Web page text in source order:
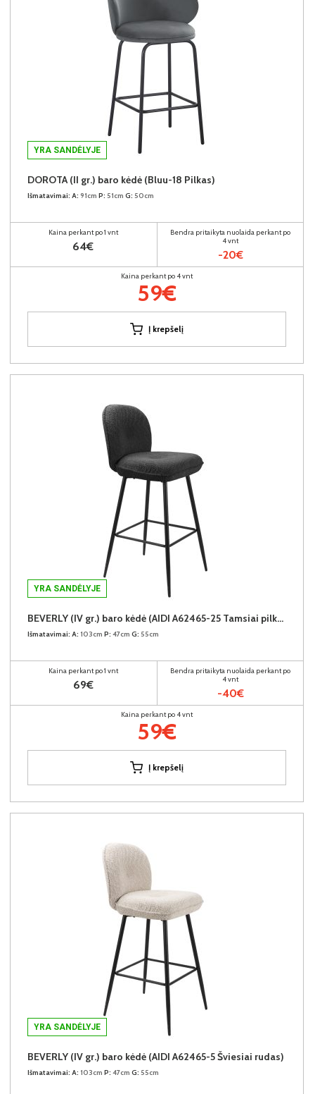
YRA SANDĖLYJE
DOROTA (II gr.) baro kėdė (Bluu-18 Pilkas)
Išmatavimai: A: 91cm P: 51cm G: 50cm
Kaina perkant po 1 vnt
64€
Bendra pritaikyta nuolaida perkant po
4 vnt
-20€
Kaina perkant po 4 vnt
59€
Į krepšelį
YRA SANDĖLYJE
BEVERLY (IV gr.) baro kėdė (AIDI A62465-25 Tamsiai pilkas)
Išmatavimai: A: 103cm P: 47cm G: 55cm
Kaina perkant po 1 vnt
69€
Bendra pritaikyta nuolaida perkant po
4 vnt
-40€
Kaina perkant po 4 vnt
59€
Į krepšelį
YRA SANDĖLYJE
BEVERLY (IV gr.) baro kėdė (AIDI A62465-5 Šviesiai rudas)
Išmatavimai: A: 103cm P: 47cm G: 55cm